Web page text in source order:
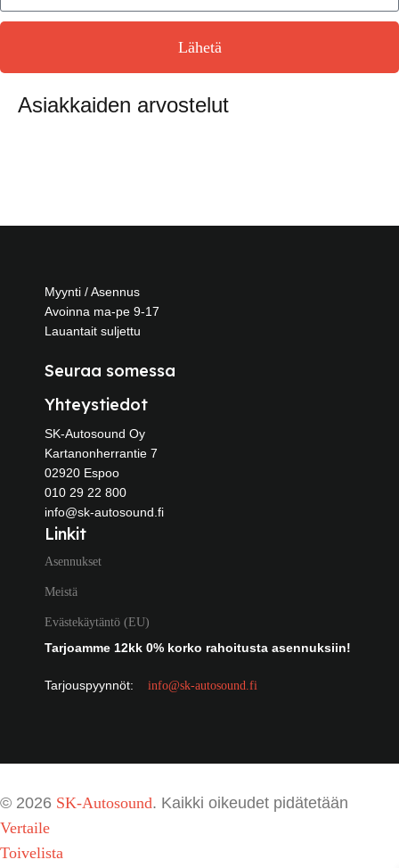
Lähetä
Asiakkaiden arvostelut
Myynti / Asennus
Avoinna ma-pe 9-17
Lauantait suljettu
Seuraa somessa
Yhteystiedot
SK-Autosound Oy
Kartanonherrantie 7
02920 Espoo
010 29 22 800
info@sk-autosound.fi
Linkit
Asennukset
Meistä
Evästekäytäntö (EU)
Tarjoamme 12kk 0% korko rahoitusta asennuksiin!
Tarjouspyynnöt: info@sk-autosound.fi
© 2026 SK-Autosound. Kaikki oikeudet pidätetään
Vertaile
Toivelista